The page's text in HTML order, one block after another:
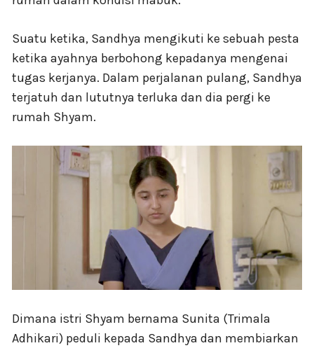
Suatu ketika, Sandhya mengikuti ke sebuah pesta
ketika ayahnya berbohong kepadanya mengenai
tugas kerjanya. Dalam perjalanan pulang, Sandhya
terjatuh dan lututnya terluka dan dia pergi ke
rumah Shyam.
Dimana istri Shyam bernama Sunita (Trimala
Adhikari) peduli kepada Sandhya dan membiarkan